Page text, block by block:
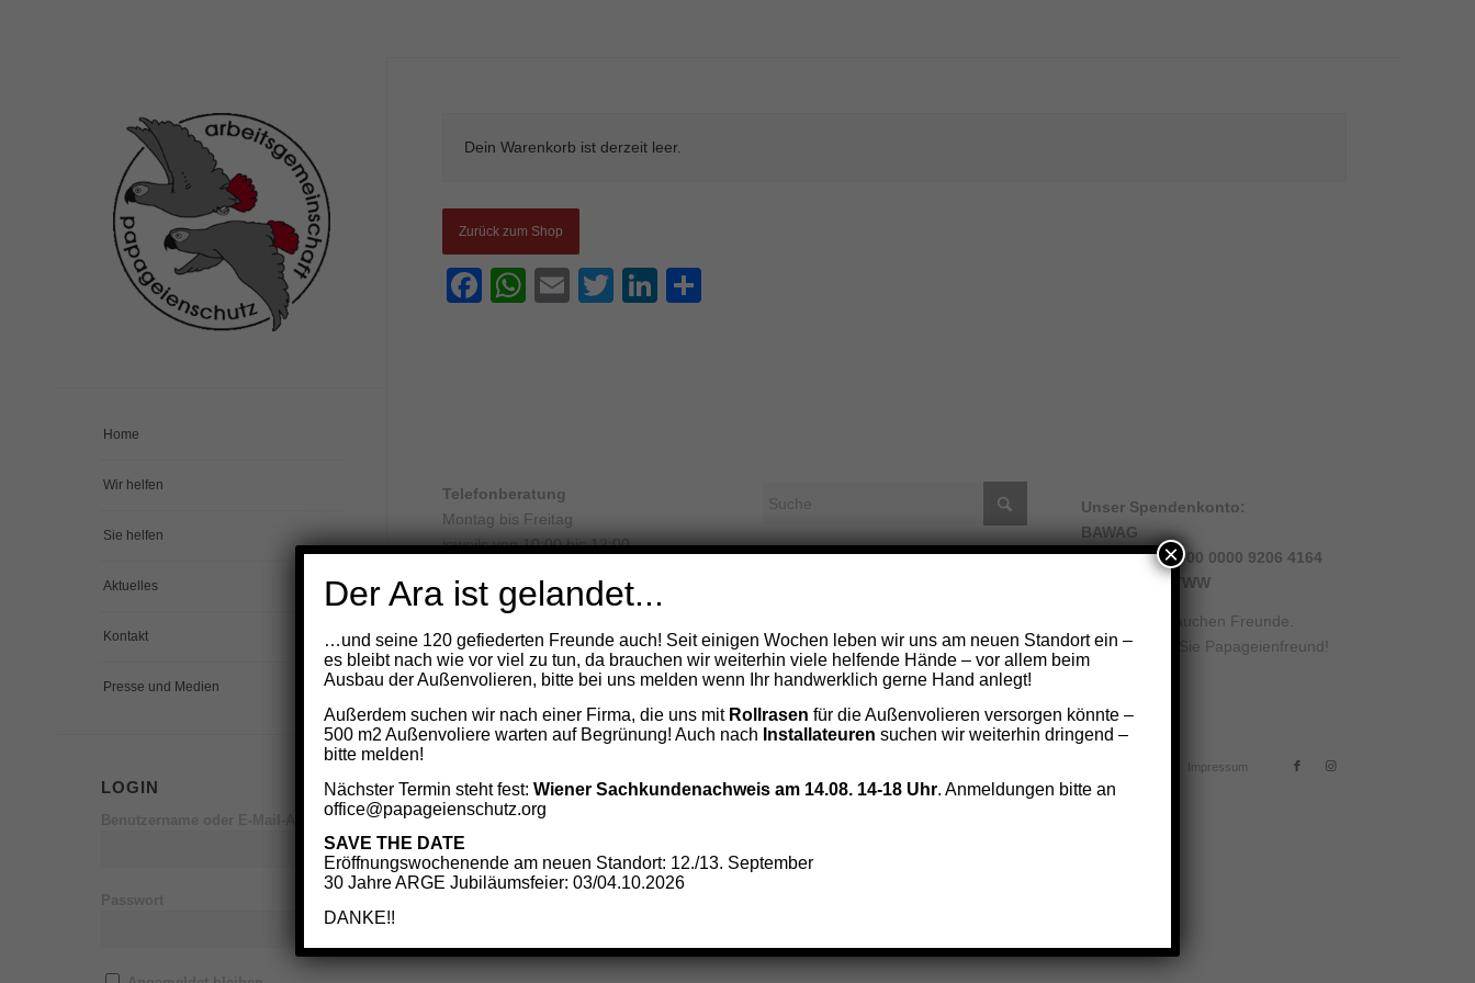
Home
Wir helfen
Sie helfen
Aktuelles
Kontakt
Presse und Medien
LOGIN
Benutzername oder E-Mail-Adresse
Dein Warenkorb ist derzeit leer.
Zurück zum Shop
Facebook
WhatsApp
EmailTwitterLinkedIn
Telefonberatung
Montag bis Freitag
jeweils von 10:00 bis 12:00
unter 0660-556 08 00
Channel
Unser Spendenkonto:
BAWAG
IBAN: AT51 6000 0000 9206 4164
BIC: BAWAATWW
Papageien brauchen Freunde.
Werden auch Sie Papageienfreund!
Impressum
Der Ara ist gelandet...
…und seine 120 gefiederten Freunde auch! Seit einigen Wochen leben wir uns am neuen Standort ein –
es bleibt nach wie vor viel zu tun, da brauchen wir weiterhin viele helfende Hände – vor allem beim
Ausbau der Außenvolieren, bitte bei uns melden wenn Ihr handwerklich gerne Hand anlegt!
Außerdem suchen wir nach einer Firma, die uns mit Rollrasen für die Außenvolieren versorgen könnte –
500 m2 Außenvoliere warten auf Begrünung! Auch nach Installateuren suchen wir weiterhin dringend –
bitte melden!
Nächster Termin steht fest: Wiener Sachkundenachweis am 14.08. 14-18 Uhr. Anmeldungen bitte an
office@papageienschutz.org
SAVE THE DATE
Eröffnungswochenende am neuen Standort: 12./13. September
30 Jahre ARGE Jubiläumsfeier: 03/04.10.2026
DANKE!!
×